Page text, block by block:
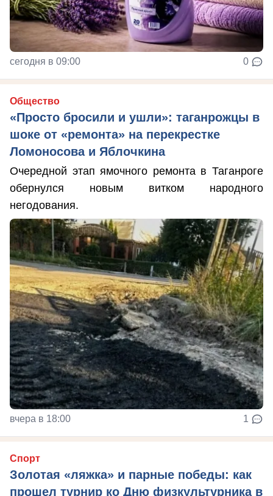
сегодня в 09:00 0
Общество
«Просто бросили и ушли»: таганрожцы в
шоке от «ремонта» на перекрестке
Ломоносова и Яблочкина
Очередной этап ямочного ремонта в Таганроге
обернулся новым витком народного
негодования.
вчера в 18:00 1
Спорт
Золотая «ляжка» и парные победы: как
прошел турнир ко Дню физкультурника в